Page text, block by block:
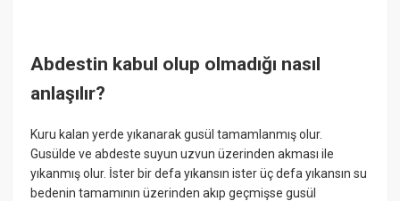
Abdestin kabul olup olmadığı nasıl
anlaşılır?
Kuru kalan yerde yıkanarak gusül tamamlanmış olur.
Gusülde ve abdeste suyun uzvun üzerinden akması ile
yıkanmış olur. İster bir defa yıkansın ister üç defa yıkansın su
bedenin tamamının üzerinden akıp geçmişse gusül